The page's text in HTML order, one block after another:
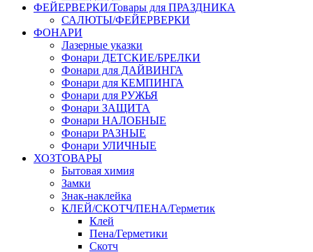
ФЕЙЕРВЕРКИ/Товары для ПРАЗДНИКА
САЛЮТЫ/ФЕЙЕРВЕРКИ
ФОНАРИ
Лазерные указки
Фонари ДЕТСКИЕ/БРЕЛКИ
Фонари для ДАЙВИНГА
Фонари для КЕМПИНГА
Фонари для РУЖЬЯ
Фонари ЗАЩИТА
Фонари НАЛОБНЫЕ
Фонари РАЗНЫЕ
Фонари УЛИЧНЫЕ
ХОЗТОВАРЫ
Бытовая химия
Замки
Знак-наклейка
КЛЕЙ/СКОТЧ/ПЕНА/Герметик
Клей
Пена/Герметики
Скотч